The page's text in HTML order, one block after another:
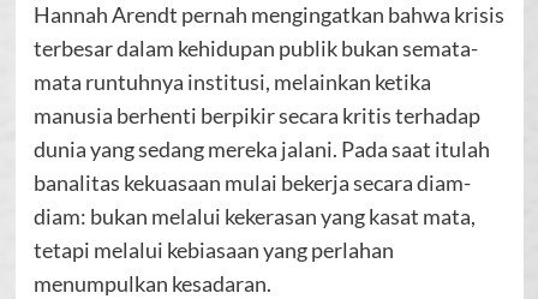
Hannah Arendt pernah mengingatkan bahwa krisis
terbesar dalam kehidupan publik bukan semata-
mata runtuhnya institusi, melainkan ketika
manusia berhenti berpikir secara kritis terhadap
dunia yang sedang mereka jalani. Pada saat itulah
banalitas kekuasaan mulai bekerja secara diam-
diam: bukan melalui kekerasan yang kasat mata,
tetapi melalui kebiasaan yang perlahan
menumpulkan kesadaran.